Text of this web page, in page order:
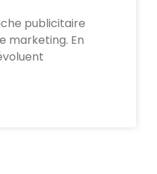
publicitaire
marketing. En